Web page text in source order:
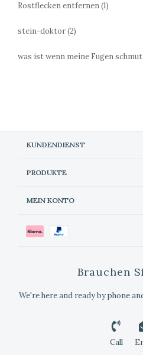
Rostflecken entfernen(1)
stein-doktor(2)
was ist wenn meine Fugen
KUNDENDIENST
PRODUKTE
MEIN KONTO
Brauchen
We're here and ready by phone
Call